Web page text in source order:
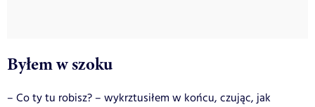
Byłem w szoku
– Co ty tu robisz? – wykrztusiłem w końcu, czując, jak